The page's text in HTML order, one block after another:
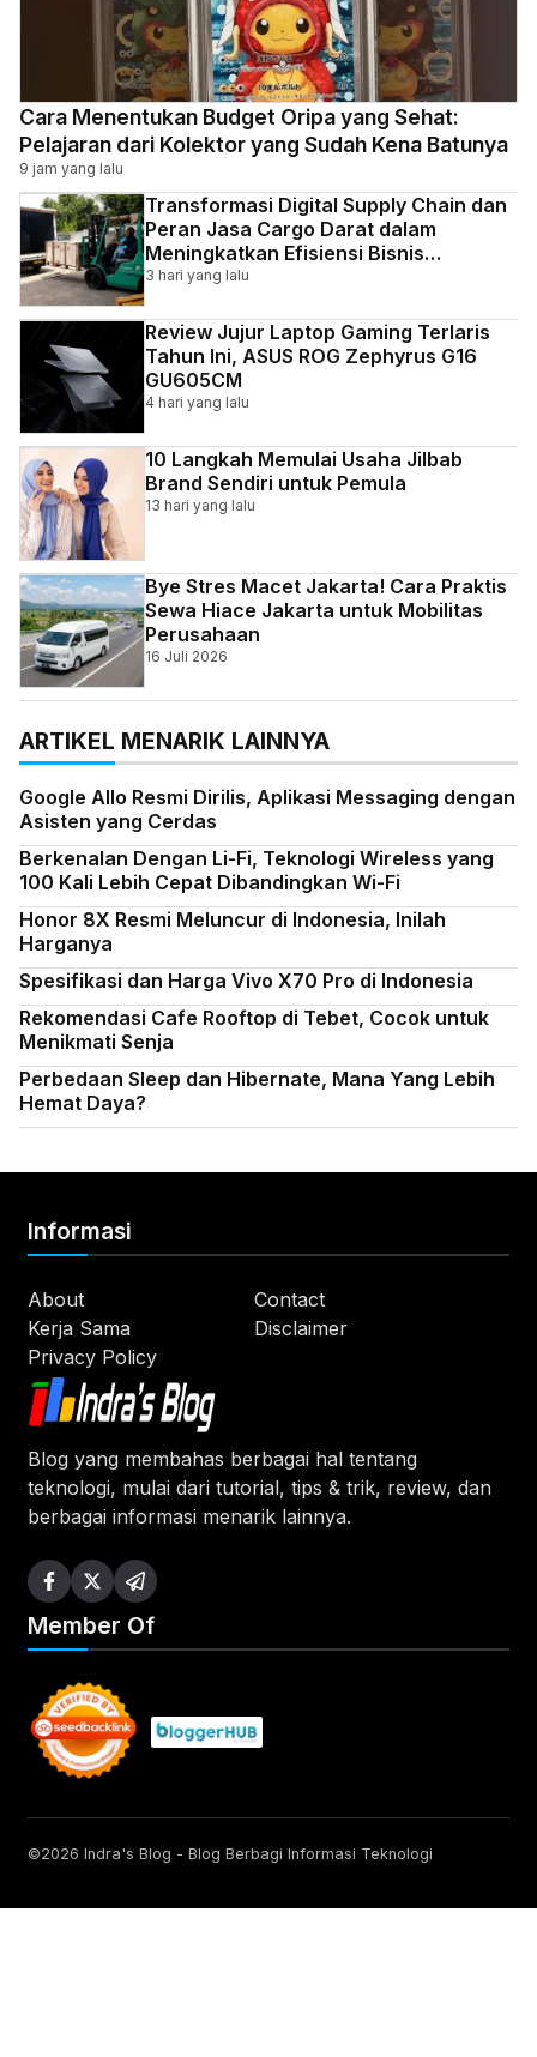
Cara Menentukan Budget Oripa yang Sehat:
Pelajaran dari Kolektor yang Sudah Kena Batunya
9 jam yang lalu
Transformasi Digital Supply Chain dan
Peran Jasa Cargo Darat dalam
Meningkatkan Efisiensi Bisnis
Indonesia
3 hari yang lalu
Review Jujur Laptop Gaming Terlaris
Tahun Ini, ASUS ROG Zephyrus G16
GU605CM
4 hari yang lalu
10 Langkah Memulai Usaha Jilbab
Brand Sendiri untuk Pemula
13 hari yang lalu
Bye Stres Macet Jakarta! Cara Praktis
Sewa Hiace Jakarta untuk Mobilitas
Perusahaan
16 Juli 2026
ARTIKEL MENARIK LAINNYA
Google Allo Resmi Dirilis, Aplikasi Messaging dengan
Asisten yang Cerdas
Berkenalan Dengan Li-Fi, Teknologi Wireless yang
100 Kali Lebih Cepat Dibandingkan Wi-Fi
Honor 8X Resmi Meluncur di Indonesia, Inilah
Harganya
Spesifikasi dan Harga Vivo X70 Pro di Indonesia
Rekomendasi Cafe Rooftop di Tebet, Cocok untuk
Menikmati Senja
Perbedaan Sleep dan Hibernate, Mana Yang Lebih
Hemat Daya?
Blog yang membahas berbagai hal tentang
teknologi, mulai dari tutorial, tips & trik, review, dan
berbagai informasi menarik lainnya.
Informasi
About
Contact
Kerja Sama
Disclaimer
Privacy Policy
Member Of
©2026 Indra's Blog - Blog Berbagi Informasi Teknologi